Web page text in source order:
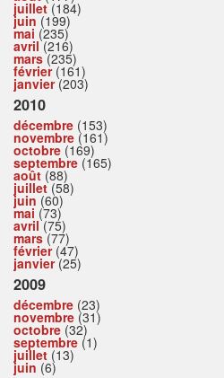
juillet(184)
juin (199)
mai (235)
avril(216)
mars(235)
février(161)
janvier(203)
2010
décembre (153)
novembre (161)
octobre (169)
septembre (165)
août (88)
juillet(58)
juin (60)
mai (73)
avril(75)
mars(77)
février(47)
janvier(25)
2009
décembre (23)
novembre (31)
octobre (32)
septembre (1)
juillet (13)
juin (6)